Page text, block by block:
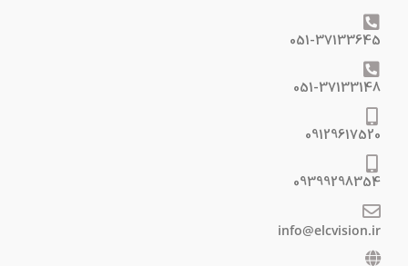
051-37133645
051-37133148
09129617520
09399298354
info@elcvision.ir